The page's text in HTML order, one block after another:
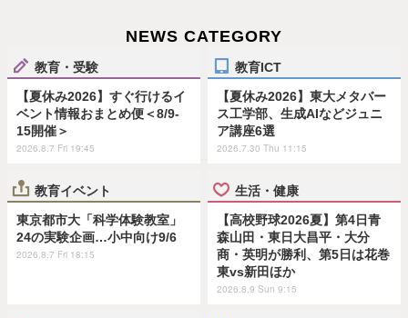
NEWS CATEGORY
教育・受験
【夏休み2026】すぐ行けるイ
ベント情報おまとめ便＜8/9-
15開催＞
2026.8.7 Fri 19:45
教育ICT
【夏休み2026】東大メタバー
ス工学部、生成AIなどジュニ
ア講座6選
2026.7.30 Thu 11:15
教育イベント
東京都市大「科学体験教室」
24の実験企画…小中向け9/6
2026.8.7 Fri 18:15
生活・健康
【高校野球2026夏】第4日青
森山田・東日大昌平・大分
商・英明が勝利、第5日は花巻
東vs新田ほか
2026.8.9 Sun 9:15